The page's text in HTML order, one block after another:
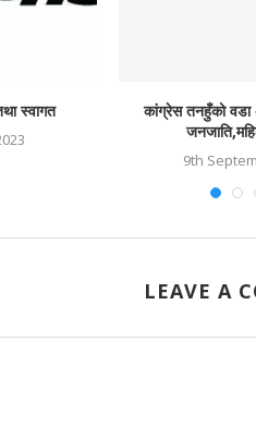
स्वागत
कांग्रेस तनहुँको
9th
LEAVE A